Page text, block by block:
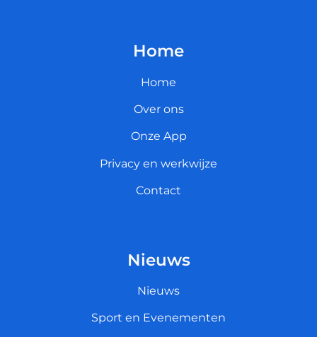
Home
Home
Over ons
Onze App
Privacy en werkwijze
Contact
Nieuws
Nieuws
Sport en Evenementen